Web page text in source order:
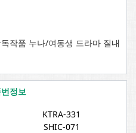
작품 누나/여동생 드라마 질내
정보
KTRA-331
SHIC-071